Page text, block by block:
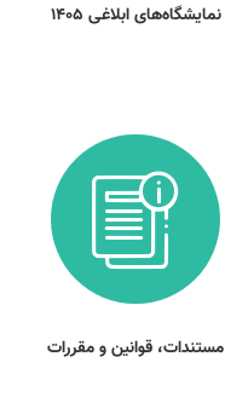
نمایشگاه‌های ابلاغی 1405
مستندات، قوانين و مقررات